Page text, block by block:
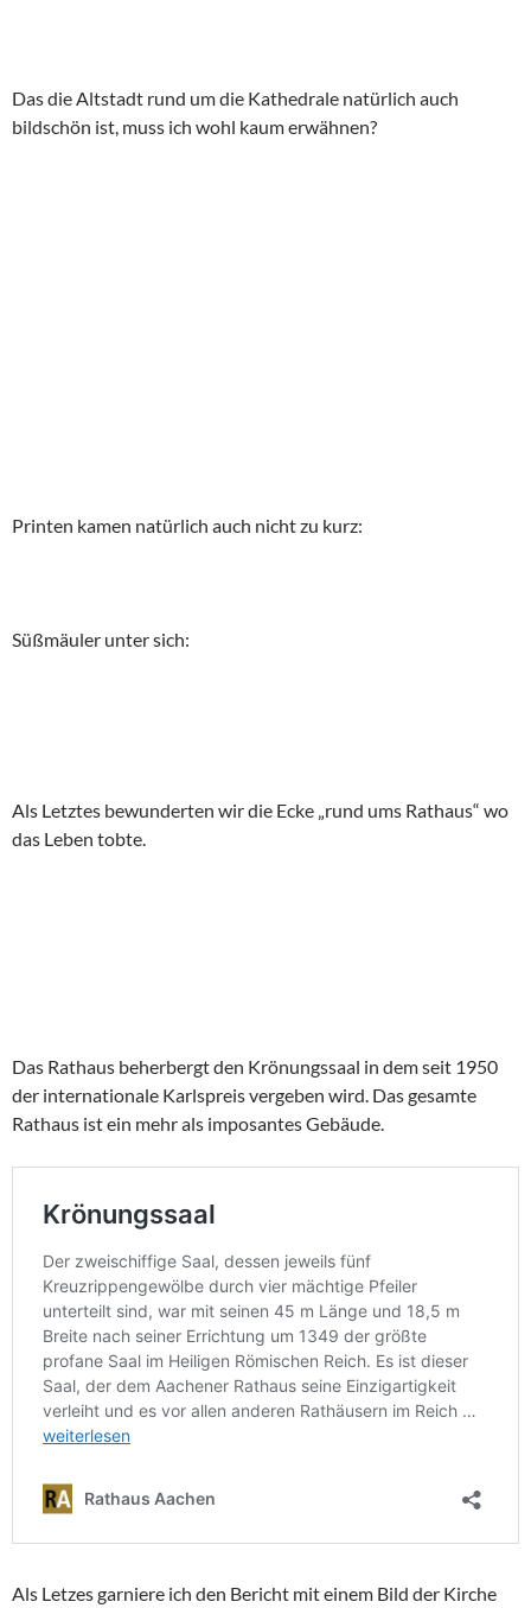
Das die Altstadt rund um die Kathedrale natürlich auch
bildschön ist, muss ich wohl kaum erwähnen?
Printen kamen natürlich auch nicht zu kurz:
Süßmäuler unter sich:
Als Letztes bewunderten wir die Ecke „rund ums Rathaus“ wo
das Leben tobte.
Das Rathaus beherbergt den Krönungssaal in dem seit 1950
der internationale Karlspreis vergeben wird. Das gesamte
Rathaus ist ein mehr als imposantes Gebäude.
Als Letzes garniere ich den Bericht mit einem Bild der Kirche